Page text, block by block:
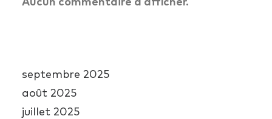
septembre 2025
août 2025
juillet 2025